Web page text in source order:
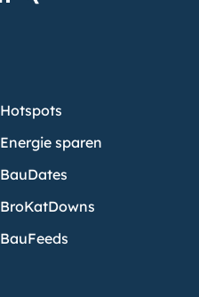
Hotspots
Energie sparen
BauDates
BroKatDowns
BauFeeds